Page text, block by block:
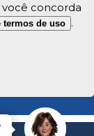
concorda
termos de uso .